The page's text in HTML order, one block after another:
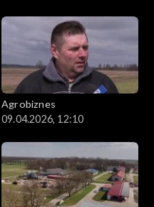
Agrobiznes
09.04.2026, 12:10